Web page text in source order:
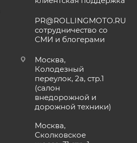
PR@ROLLINGMOTO.RU
сотрудничество со
СМИ и блогерами
Москва,
Колодезный
переулок, 2а, стр.1
(салон
внедорожной и
дорожной техники)
Москва,
Сколковское